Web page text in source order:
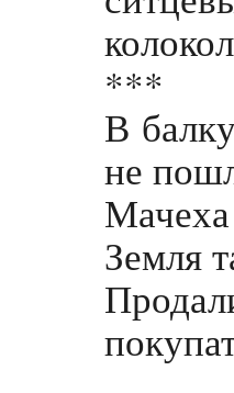
***
В
не
Мачеха
Земля